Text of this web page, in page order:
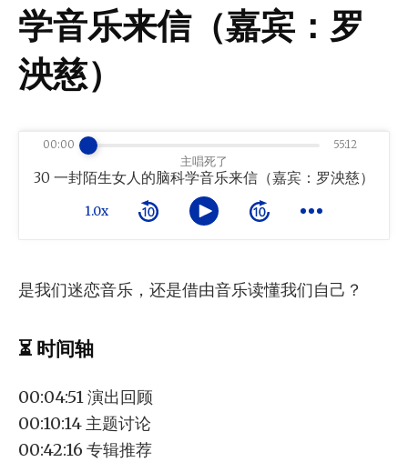
学音乐来信（嘉宾：罗
泱慈）
主唱死了
30 一封陌生女人的脑科学音乐来信（嘉宾：罗泱慈）
1.0x
00:00 55:12
是我们迷恋音乐，还是借由音乐读懂我们自己？
⏳ 时间轴
00:04:51 演出回顾
00:10:14 主题讨论
00:42:16 专辑推荐